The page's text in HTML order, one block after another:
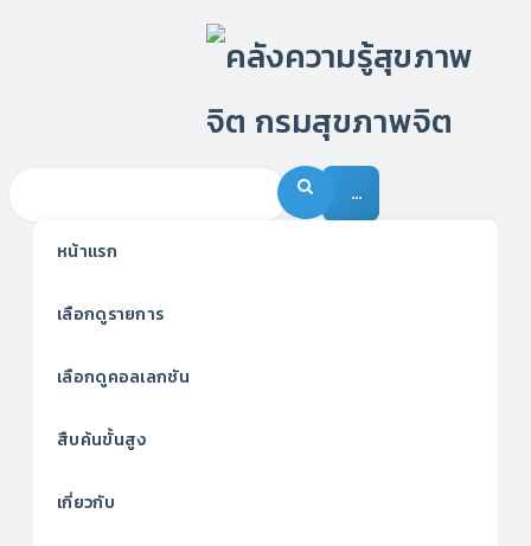
…
หน้าแรก
เลือกดูรายการ
เลือกดูคอลเลกชัน
สืบค้นขั้นสูง
เกี่ยวกับ